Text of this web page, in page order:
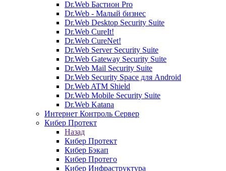
Dr.Web Бастион Pro
Dr.Web - Малый бизнес
Dr.Web Desktop Security Suite
Dr.Web CureIt!
Dr.Web CureNet!
Dr.Web Server Security Suite
Dr.Web Gateway Security Suite
Dr.Web Mail Security Suite
Dr.Web Security Space для Android
Dr.Web ATM Shield
Dr.Web Mobile Security Suite
Dr.Web Katana
Интернет Контроль Сервер
Кибер Протект
Назад
Кибер Протект
Кибер Бэкап
Кибер Протего
Кибер Инфраструктура